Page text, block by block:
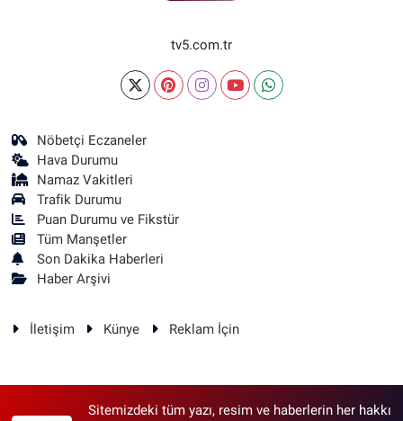
tv5.com.tr
Nöbetçi Eczaneler
Hava Durumu
Namaz Vakitleri
Trafik Durumu
Puan Durumu ve Fikstür
Tüm Manşetler
Son Dakika Haberleri
Haber Arşivi
İletişim Künye Reklam İçin
Sitemizdeki tüm yazı, resim ve haberlerin her hakkı